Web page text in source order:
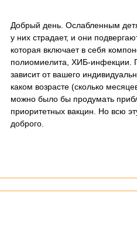
Добрый день. Ослабленным
у них страдает, и они
которая включает в себя
полиомиелита, ХИБ-инфекции.
зависит от вашего
каком возрасте (сколько
можно было бы продумать
приоритетных вакцин. Но всю
доброго.